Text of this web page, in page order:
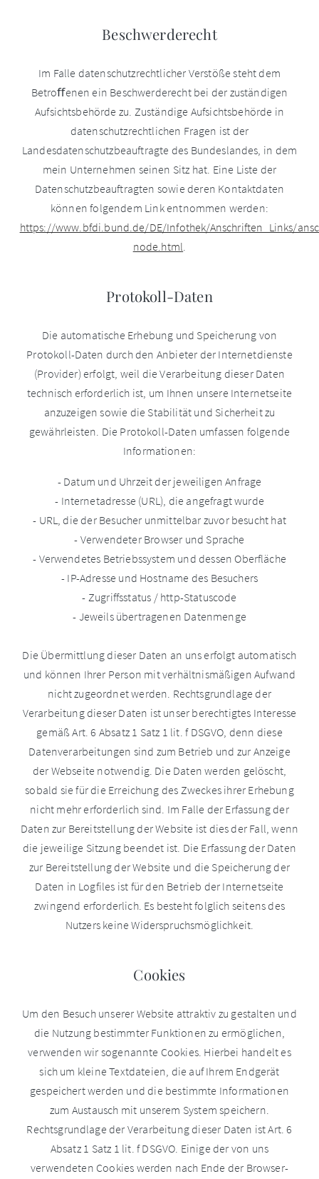
Beschwerderecht
Im Falle datenschutzrechtlicher Verstöße steht dem
Betroﬀenen ein Beschwerderecht bei der zuständigen
Aufsichtsbehörde zu. Zuständige Aufsichtsbehörde in
datenschutzrechtlichen Fragen ist der
Landesdatenschutzbeauftragte des Bundeslandes, in dem
mein Unternehmen seinen Sitz hat. Eine Liste der
Datenschutzbeauftragten sowie deren Kontaktdaten
können folgendem Link entnommen werden:
https://www.bfdi.bund.de/DE/Infothek/Anschriften_Links/
node.html.
Protokoll-Daten
Die automatische Erhebung und Speicherung von
Protokoll-Daten durch den Anbieter der Internetdienste
(Provider) erfolgt, weil die Verarbeitung dieser Daten
technisch erforderlich ist, um Ihnen unsere Internetseite
anzuzeigen sowie die Stabilität und Sicherheit zu
gewährleisten. Die Protokoll-Daten umfassen folgende
Informationen:
- Datum und Uhrzeit der jeweiligen Anfrage
- Internetadresse (URL), die angefragt wurde
- URL, die der Besucher unmittelbar zuvor besucht hat
- Verwendeter Browser und Sprache
- Verwendetes Betriebssystem und dessen Oberfläche
- IP-Adresse und Hostname des Besuchers
- Zugriffsstatus / http-Statuscode
- Jeweils übertragenen Datenmenge
Die Übermittlung dieser Daten an uns erfolgt automatisch
und können Ihrer Person mit verhältnismäßigen Aufwand
nicht zugeordnet werden. Rechtsgrundlage der
Verarbeitung dieser Daten ist unser berechtigtes Interesse
gemäß Art. 6 Absatz 1 Satz 1 lit. f DSGVO, denn diese
Datenverarbeitungen sind zum Betrieb und zur Anzeige
der Webseite notwendig. Die Daten werden gelöscht,
sobald sie für die Erreichung des Zweckes ihrer Erhebung
nicht mehr erforderlich sind. Im Falle der Erfassung der
Daten zur Bereitstellung der Website ist dies der Fall, wenn
die jeweilige Sitzung beendet ist. Die Erfassung der Daten
zur Bereitstellung der Website und die Speicherung der
Daten in Logfiles ist für den Betrieb der Internetseite
zwingend erforderlich. Es besteht folglich seitens des
Nutzers keine Widerspruchsmöglichkeit.
Cookies
Um den Besuch unserer Website attraktiv zu gestalten und
die Nutzung bestimmter Funktionen zu ermöglichen,
verwenden wir sogenannte Cookies. Hierbei handelt es
sich um kleine Textdateien, die auf Ihrem Endgerät
gespeichert werden und die bestimmte Informationen
zum Austausch mit unserem System speichern.
Rechtsgrundlage der Verarbeitung dieser Daten ist Art. 6
Absatz 1 Satz 1 lit. f DSGVO. Einige der von uns
verwendeten Cookies werden nach Ende der Browser-